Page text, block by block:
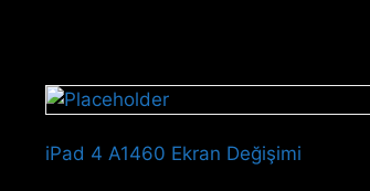
iPad 4 A1460 Ekran Değişimi